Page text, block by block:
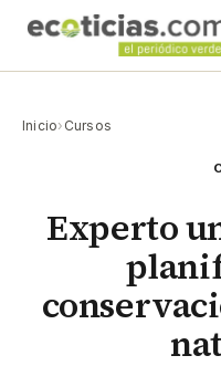
Inicio› Cursos
Experto